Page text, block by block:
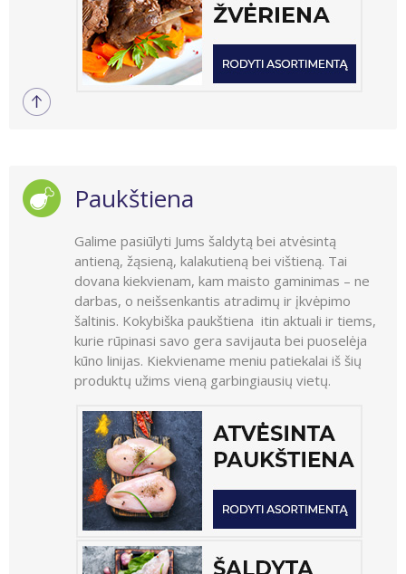
Paukštiena
Galime pasiūlyti Jums šaldytą bei atvėsintą
antieną, žąsieną, kalakutieną bei vištieną. Tai
dovana kiekvienam, kam maisto gaminimas – ne
darbas, o neišsenkantis atradimų ir įkvėpimo
šaltinis. Kokybiška paukštiena itin aktuali ir tiems,
kurie rūpinasi savo gera savijauta bei puoselėja
kūno linijas. Kiekviename meniu patiekalai iš šių
produktų užims vieną garbingiausių vietų.